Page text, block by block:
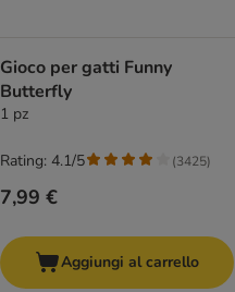
Gioco per gatti Funny
Butterfly
1 pz
7,99 €
Rating: 4.1/5 (3425)
Aggiungi al carrello